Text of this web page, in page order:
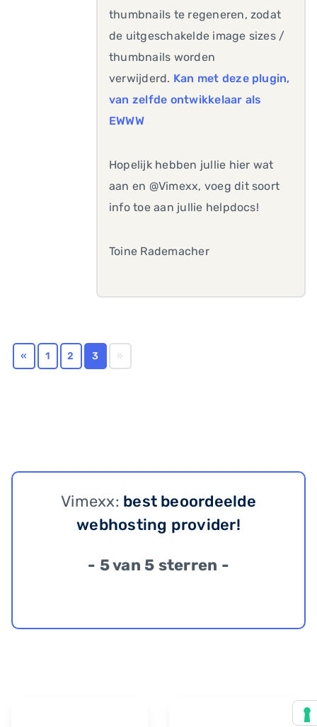
thumbnails te regeneren, zodat
de uitgeschakelde image sizes /
thumbnails worden
verwijderd. Kan met deze plugin,
van zelfde ontwikkelaar als
EWWW
Hopelijk hebben jullie hier wat
aan en @Vimexx, voeg dit soort
info toe aan jullie helpdocs!
Toine Rademacher
« 1 2 3 »
Vimexx: best beoordeelde
webhosting provider!
- 5 van 5 sterren -